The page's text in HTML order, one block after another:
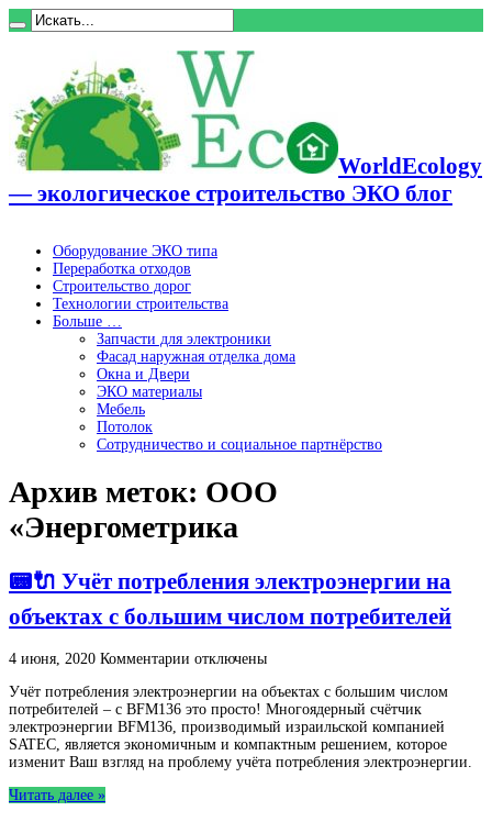
WorldEcology
— экологическое строительство ЭКО блог
Оборудование ЭКО типа
Переработка отходов
Строительство дорог
Технологии строительства
Больше …
Запчасти для электроники
Фасад наружная отделка дома
Окна и Двери
ЭКО материалы
Мебель
Потолок
Сотрудничество и социальное партнёрство
Архив меток: ООО
«Энергометрика
📟🔌 Учёт потребления электроэнергии на
объектах с большим числом потребителей
4 июня, 2020 Комментарии к
📟
🔌
Учёт
потребления
электроэнергии
отключены
Учёт потребления электроэнергии на объектах с большим числом
потребителей – с BFM136 это просто! Многоядерный счётчик
электроэнергии BFM136, производимый израильской компанией
SATEC, является экономичным и компактным решением, которое
изменит Ваш взгляд на проблему учёта потребления электроэнергии.
Читать далее »